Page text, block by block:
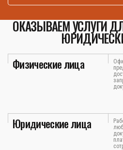
ОКАЗЫВАЕМ УСЛУГИ
Физические лица
Юридические лица